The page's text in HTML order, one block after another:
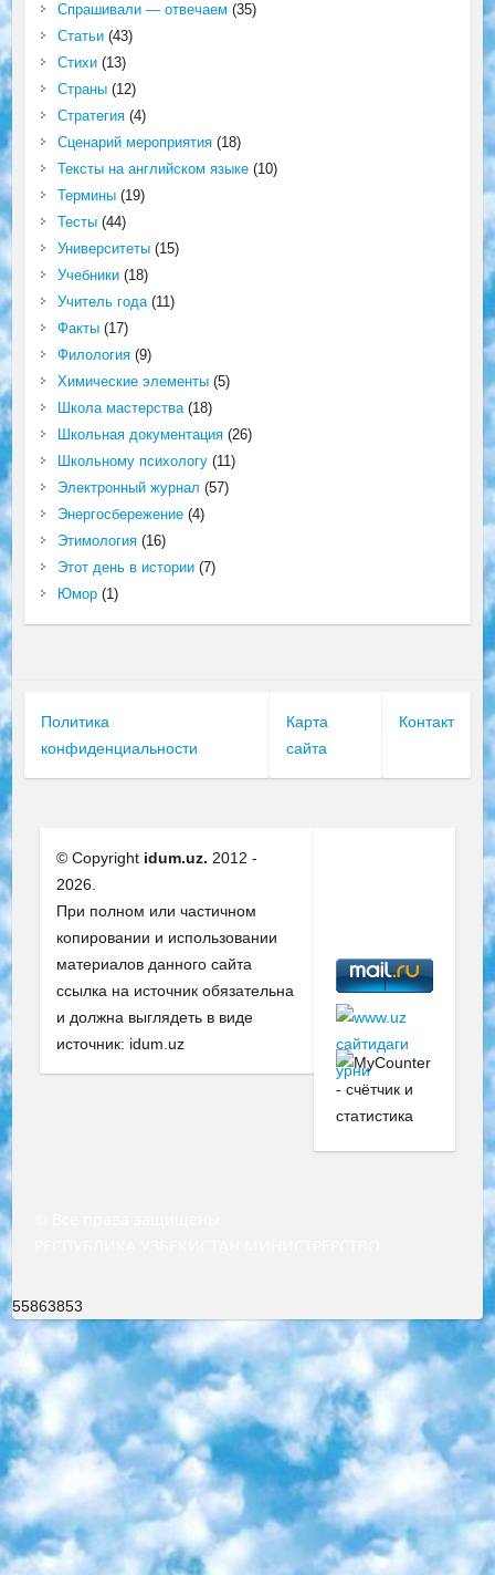
Спрашивали — отвечаем (35)
Статьи(43)
Стихи(13)
Страны(12)
Стратегия(4)
Сценарий мероприятия(18)
Тексты на английском языке(10)
Термины(19)
Тесты(44)
Университеты(15)
Учебники(18)
Учитель года(11)
Факты(17)
Филология(9)
Химические элементы(5)
Школа мастерства(18)
Школьная документация(26)
Школьному психологу(11)
Электронный журнал (57)
Энергосбережение(4)
Этимология(16)
Этот день в истории(7)
Юмор(1)
Политика
конфиденциальности
Карта
сайта
Контакт
© Copyright idum.uz. 2012 -
2026.
При полном или частичном
копировании и использовании
материалов данного сайта
ссылка на источник обязательна
и должна выглядеть в виде
источник: idum.uz
55863853